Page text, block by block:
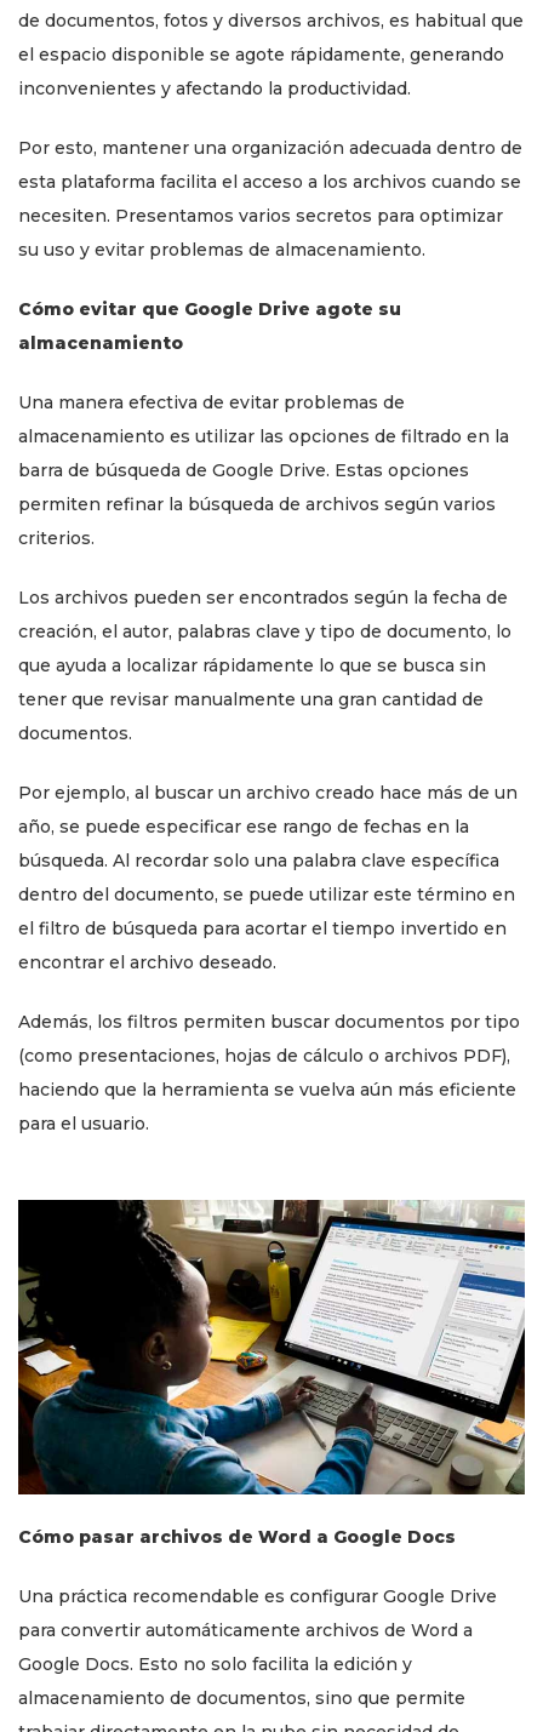
de documentos, fotos y diversos archivos, es habitual que
el espacio disponible se agote rápidamente, generando
inconvenientes y afectando la productividad.
Por esto, mantener una organización adecuada dentro de
esta plataforma facilita el acceso a los archivos cuando se
necesiten. Presentamos varios secretos para optimizar
su uso y evitar problemas de almacenamiento.
Cómo evitar que Google Drive agote su
almacenamiento
Una manera efectiva de evitar problemas de
almacenamiento es utilizar las opciones de filtrado en la
barra de búsqueda de Google Drive. Estas opciones
permiten refinar la búsqueda de archivos según varios
criterios.
Los archivos pueden ser encontrados según la fecha de
creación, el autor, palabras clave y tipo de documento, lo
que ayuda a localizar rápidamente lo que se busca sin
tener que revisar manualmente una gran cantidad de
documentos.
Por ejemplo, al buscar un archivo creado hace más de un
año, se puede especificar ese rango de fechas en la
búsqueda. Al recordar solo una palabra clave específica
dentro del documento, se puede utilizar este término en
el filtro de búsqueda para acortar el tiempo invertido en
encontrar el archivo deseado.
Además, los filtros permiten buscar documentos por tipo
(como presentaciones, hojas de cálculo o archivos PDF),
haciendo que la herramienta se vuelva aún más eficiente
para el usuario.
Cómo pasar archivos de Word a Google Docs
Una práctica recomendable es configurar Google Drive
para convertir automáticamente archivos de Word a
Google Docs. Esto no solo facilita la edición y
almacenamiento de documentos, sino que permite